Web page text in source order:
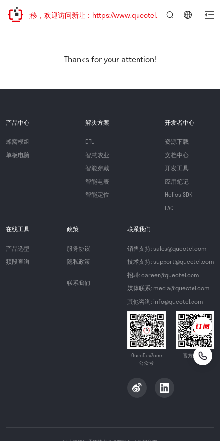
址已迁移，欢迎访问新址：https://www.quectel.com.cn
Thanks for your attention!
产品中心
蜂窝模组
单板电脑
解决方案
DTU
智慧农业
智能穿戴
智能电表
智能定位
开发者中心
资源下载
文档中心
开发工具
应用笔记
Helios SDK
FAQ
在线工具
产品选型
频段查询
政策
服务协议
隐私政策
联系我们
联系我们
销售支持: sales@quectel.com
技术支持: support@quectel.com
招聘: career@quectel.com
媒体联系: media@quectel.com
其他咨询: info@quectel.com
QuecDevZone
公众号
官方公众号